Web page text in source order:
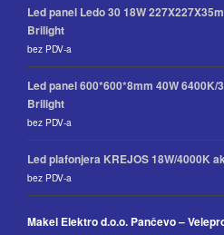
Led panel Ledo 30 18W
Brilight
bez PDV-a
Led panel 600*600*8mm 40W
Brilight
bez PDV-a
Led plafonjera KREJOS 18W/4000K
bez PDV-a
Makel Elektro d.o.o. Pančevo –